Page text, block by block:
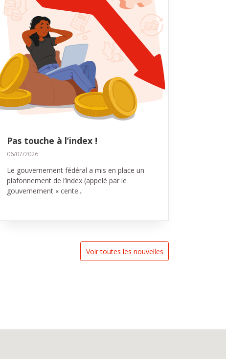
Pas touche à l’index !
06/07/2026
Le gouvernement fédéral a mis en place un
plafonnement de l’index (appelé par le
gouvernement « cente...
Voir toutes les nouvelles